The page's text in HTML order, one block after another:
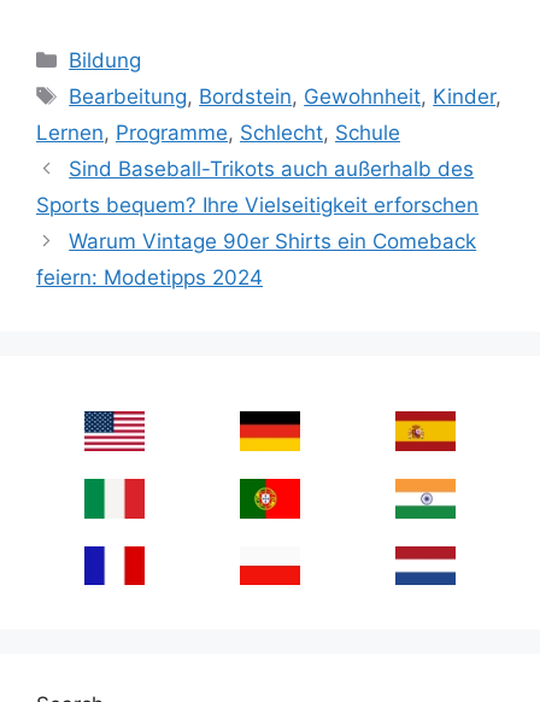
Categories
Bildung
Tags
Bearbeitung, Bordstein, Gewohnheit, Kinder,
Lernen, Programme, Schlecht, Schule
Sind Baseball-Trikots auch außerhalb des
Sports bequem? Ihre Vielseitigkeit erforschen
Warum Vintage 90er Shirts ein Comeback
feiern: Modetipps 2024